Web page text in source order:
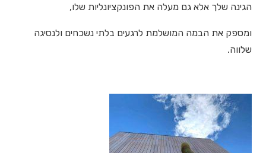
הגינה שלך אלא גם מעלה את הפונקציונליות שלו,
ומספק את הבמה המושלמת לרגעים בלתי נשכחים ולנסיגה
שלווה.